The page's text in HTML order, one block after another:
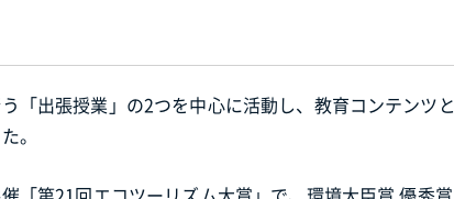
「出張授業」の2つを中心に活動し、教育コンテンツと
。